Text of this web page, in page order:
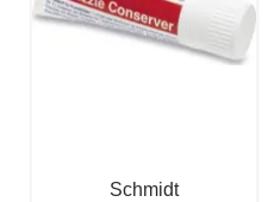
Schmidt